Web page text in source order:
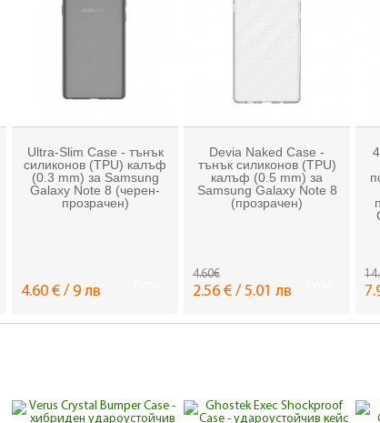
Ultra-Slim Case - тънък
силиконов (TPU) калъф
(0.3 mm) за Samsung
Galaxy Note 8 (черен-
прозрачен)
4.60 € / 9 лв
Devia Naked Case -
тънък силиконов (TPU)
калъф (0.5 mm) за
Samsung Galaxy Note 8
(прозрачен)
4.60€
2.56 € / 5.01 лв